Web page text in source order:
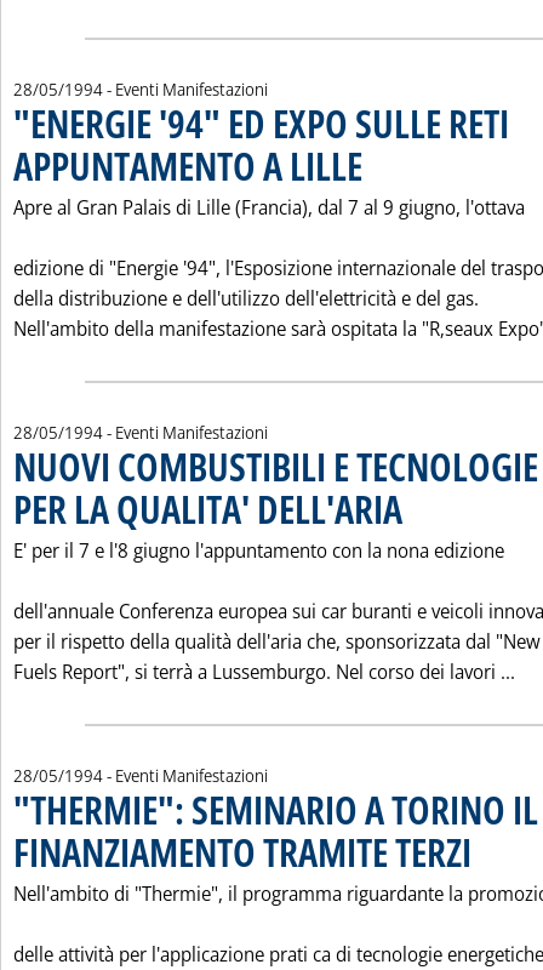
28/05/1994- Eventi Manifestazioni
"ENERGIE '94" ED EXPO SULLE RETI
APPUNTAMENTO A LILLE
Apre al Gran Palais di Lille (Francia), dal 7 al 9 giugno, l'ottava
edizione di "Energie '94", l'Esposizione internazionale del
della distribuzione e dell'utilizzo dell'elettricità e del gas.
Nell'ambito della manifestazione sarà ospitata la "R‚seaux
28/05/1994- Eventi Manifestazioni
NUOVI COMBUSTIBILI E
PER LA QUALITA' DELL'ARIA
E' per il 7 e l'8 giugno l'appuntamento con la nona edizione
dell'annuale Conferenza europea sui car buranti e veicoli
per il rispetto della qualità dell'aria che, sponsorizzata dal "New
Fuels Report", si terrà a Lussemburgo. Nel corso dei lavori ...
28/05/1994- Eventi Manifestazioni
"THERMIE": SEMINARIO A TORINO
FINANZIAMENTO TRAMITE TERZI
Nell'ambito di "Thermie", il programma riguardante la
delle attività per l'applicazione prati ca di tecnologie energetiche